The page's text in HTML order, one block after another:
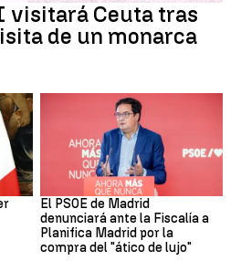
visitará Ceuta tras
de un monarca
PSOE MADRID
El PSOE de Madrid
denunciará ante la Fiscalía a
Planifica Madrid por la
compra del "ático de lujo"